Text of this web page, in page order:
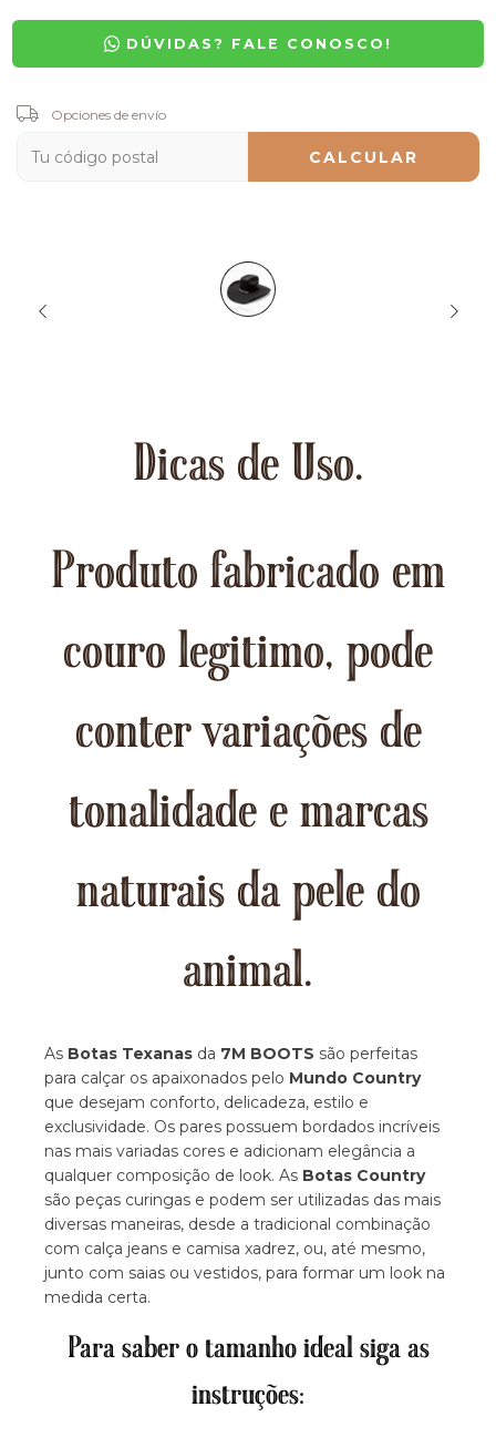
DÚVIDAS? FALE CONOSCO!
Entregas para el CP:
Opciones de envío
CALCULAR
Dicas de Uso.
Produto fabricado em
couro legitimo, pode
conter variações de
tonalidade e marcas
naturais da pele do
animal.
As Botas Texanas da 7M BOOTS são perfeitas
para calçar os apaixonados pelo Mundo Country
que desejam conforto, delicadeza, estilo e
exclusividade. Os pares possuem bordados incríveis
nas mais variadas cores e adicionam elegância a
qualquer composição de look. As Botas Country
são peças curingas e podem ser utilizadas das mais
diversas maneiras, desde a tradicional combinação
com calça jeans e camisa xadrez, ou, até mesmo,
junto com saias ou vestidos, para formar um look na
medida certa.
Para saber o tamanho ideal siga as
instruções: